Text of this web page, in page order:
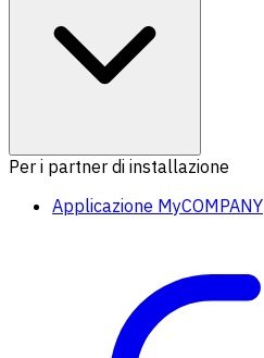
Per i partner di installazione
Applicazione MyCOMPANY